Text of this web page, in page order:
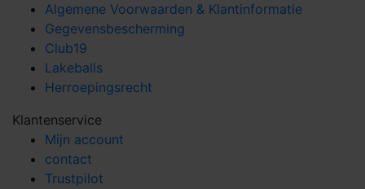
Algemene Voorwaarden & Klantinformatie
Gegevensbescherming
Club19
Lakeballs
Herroepingsrecht
Klantenservice
Mijn account
contact
Trustpilot